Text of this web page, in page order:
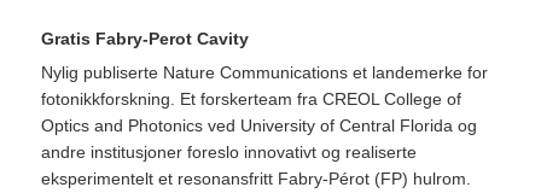
Gratis Fabry-Perot Cavity
Nylig publiserte Nature Communications et landemerke for
fotonikkforskning. Et forskerteam fra CREOL College of
Optics and Photonics ved University of Central Florida og
andre institusjoner foreslo innovativt og realiserte
eksperimentelt et resonansfritt Fabry-Pérot (FP) hulrom.